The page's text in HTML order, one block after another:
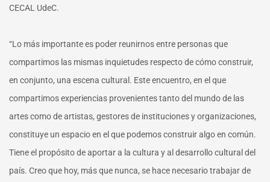
CECAL UdeC.
“Lo más importante es poder reunirnos entre personas que
compartimos las mismas inquietudes respecto de cómo construir,
en conjunto, una escena cultural. Este encuentro, en el que
compartimos experiencias provenientes tanto del mundo de las
artes como de artistas, gestores de instituciones y organizaciones,
constituye un espacio en el que podemos construir algo en común.
Tiene el propósito de aportar a la cultura y al desarrollo cultural del
país. Creo que hoy, más que nunca, se hace necesario trabajar de